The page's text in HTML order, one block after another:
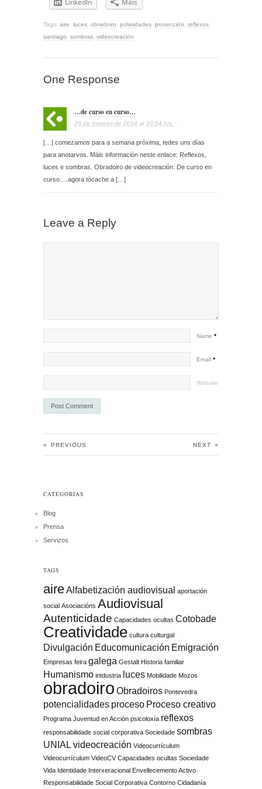
LinkedIn Máis
Tags: aire luces obradoiro polaridades proxección reflexos
santiago
sombras videocreación
One Response
…de curso en curso…
28 de Xaneiro de 2014 at 10:54 hrs. ·
[…] comezamos para a semana próxima, tedes uns días
para anotarvos. Máis información neste enlace: Reflexos,
luces e sombras. Obradoiro de videocreación. De curso en
curso….agora tócache a […]
Leave a Reply
Name *
Email *
Website
« PREVIOUS NEXT »
CATEGORIAS
Blog
Prensa
Servizos
TAGS
aireAlfabetización audiovisual aportación
social Asociacións Audiovisual
Autenticidade Capacidades ocultas Cotobade
Creatividade cultura culturgal
Divulgación Educomunicación Emigración
Empresas feira galega Gestalt Historia familiar
Humanismo intdustria luces Mobilidade Mozos
obradoiro Obradoiros Pontevedra
potencialidades proceso Proceso creativo
Programa Juventud en Acción psicoloxía reflexos
responsabilidade social corporativa Sociedade sombras
UNIAL videocreación Videocurrículum
Videocurrículum VideoCV Capacidades ocultas Sociedade
Vida Identidade Interxeracional Envellecemento Activo
Responsabilidade Social Corporativa Contorno Cidadanía